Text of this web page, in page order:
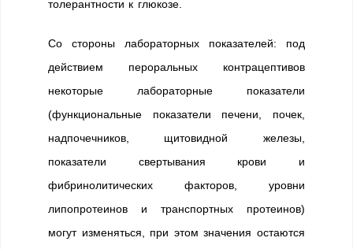
толерантности к глюкозе.
Со стороны лабораторных показателей: под
действием пероральных контрацептивов
некоторые лабораторные показатели
(функциональные показатели печени, почек,
надпочечников, щитовидной железы,
показатели свертывания крови и
фибринолитических факторов, уровни
липопротеинов и транспортных протеинов)
могут изменяться, при этом значения остаются